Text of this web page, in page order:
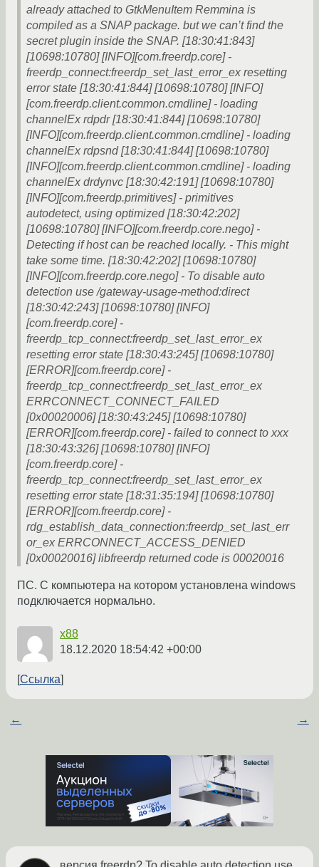
already attached to GtkMenuItem Remmina is
compiled as a SNAP package. but we can’t find the
secret plugin inside the SNAP. [18:30:41:843]
[10698:10780] [INFO][com.freerdp.core] -
freerdp_connect:freerdp_set_last_error_ex resetting
error state [18:30:41:844] [10698:10780] [INFO]
[com.freerdp.client.common.cmdline] - loading
channelEx rdpdr [18:30:41:844] [10698:10780]
[INFO][com.freerdp.client.common.cmdline] - loading
channelEx rdpsnd [18:30:41:844] [10698:10780]
[INFO][com.freerdp.client.common.cmdline] - loading
channelEx drdynvc [18:30:42:191] [10698:10780]
[INFO][com.freerdp.primitives] - primitives
autodetect, using optimized [18:30:42:202]
[10698:10780] [INFO][com.freerdp.core.nego] -
Detecting if host can be reached locally. - This might
take some time. [18:30:42:202] [10698:10780]
[INFO][com.freerdp.core.nego] - To disable auto
detection use /gateway-usage-method:direct
[18:30:42:243] [10698:10780] [INFO]
[com.freerdp.core] -
freerdp_tcp_connect:freerdp_set_last_error_ex
resetting error state [18:30:43:245] [10698:10780]
[ERROR][com.freerdp.core] -
freerdp_tcp_connect:freerdp_set_last_error_ex
ERRCONNECT_CONNECT_FAILED
[0x00020006] [18:30:43:245] [10698:10780]
[ERROR][com.freerdp.core] - failed to connect to ххх
[18:30:43:326] [10698:10780] [INFO]
[com.freerdp.core] -
freerdp_tcp_connect:freerdp_set_last_error_ex
resetting error state [18:31:35:194] [10698:10780]
[ERROR][com.freerdp.core] -
rdg_establish_data_connection:freerdp_set_last_err
or_ex ERRCONNECT_ACCESS_DENIED
[0x00020016] libfreerdp returned code is 00020016
ПС. С компьютера на котором установлена windows
подключается нормально.
x88
18.12.2020 18:54:42 +00:00
Ссылка
← →